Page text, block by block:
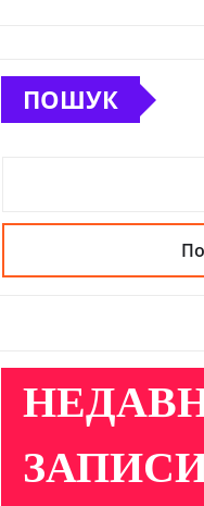
ПОШУК